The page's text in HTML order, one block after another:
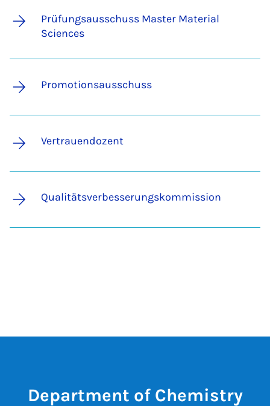
Prüfungsausschuss Master Material
Sciences
Promotionsausschuss
Vertrauendozent
Qualitätsverbesserungskommission
Department of Chemistry